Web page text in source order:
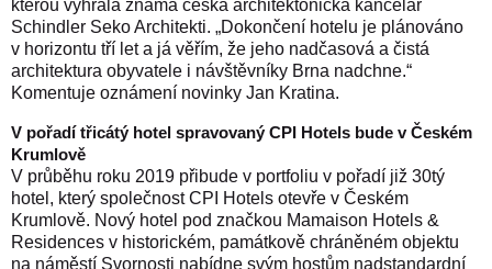
kterou vyhrála známá česká architektonická kancelář
Schindler Seko Architekti. „Dokončení hotelu je plánováno
v horizontu tří let a já věřím, že jeho nadčasová a čistá
architektura obyvatele i návštěvníky Brna nadchne.“
Komentuje oznámení novinky Jan Kratina.
V pořadí třicátý hotel spravovaný CPI Hotels bude v Českém
Krumlově
V průběhu roku 2019 přibude v portfoliu v pořadí již 30tý
hotel, který společnost CPI Hotels otevře v Českém
Krumlově. Nový hotel pod značkou Mamaison Hotels &
Residences v historickém, památkově chráněném objektu
na náměstí Svornosti nabídne svým hostům nadstandardní